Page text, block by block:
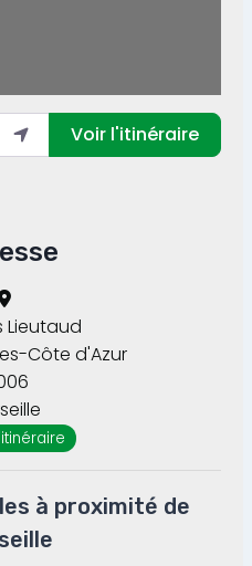
Enter your location
Voir l'itinéraire
Lieutaud
Côte d'Azur
à proximité de